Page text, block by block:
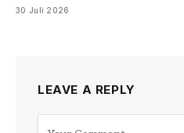
30 Juli 2026
LEAVE A REPLY